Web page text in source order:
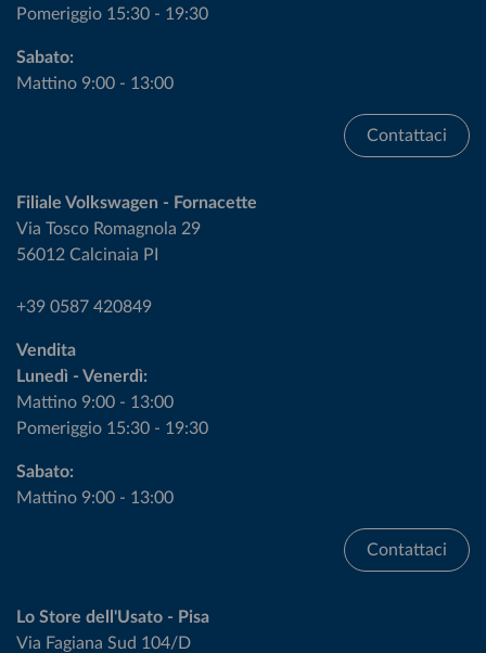
Pomeriggio 15:30 - 19:30
Sabato:
Mattino 9:00 - 13:00
Contattaci
Filiale Volkswagen - Fornacette
Via Tosco Romagnola 29
56012 Calcinaia PI
+39 0587 420849
Vendita
Lunedì - Venerdì:
Mattino 9:00 - 13:00
Pomeriggio 15:30 - 19:30
Sabato:
Mattino 9:00 - 13:00
Contattaci
Lo Store dell'Usato - Pisa
Via Fagiana Sud 104/D